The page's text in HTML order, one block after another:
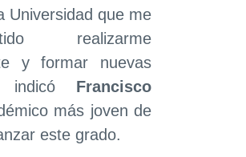
Universidad que me
realizarme
y formar nuevas
indicó Francisco
más joven de
este grado.